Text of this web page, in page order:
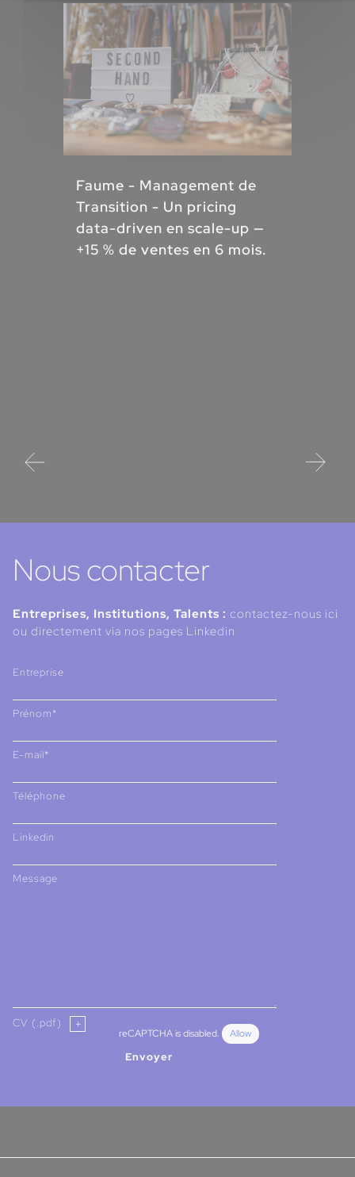
Faume - Management de
Transition - Un pricing
data-driven en scale-up —
+15 % de ventes en 6 mois.
Nous contacter
Entreprises, Institutions, Talents : contactez-nous ici
ou directement via nos pages Linkedin
Entreprise
Prénom*
E-mail*
Téléphone
Linkedin
Message
CV (.pdf)
reCAPTCHA is disabled. Allow
Envoyer